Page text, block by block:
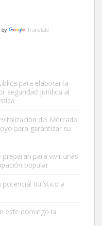
callejeros de la zona los
by Translate
para elaborar la
seguridad jurídica al
del Mercado
para garantizar su
para vivir unas
popular
potencial turístico a
este domingo la